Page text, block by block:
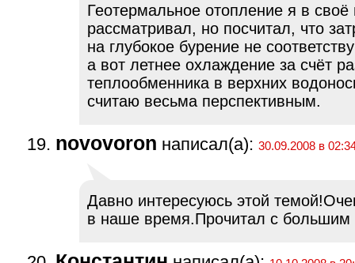
Геотермальное отопление я в
рассматривал, но посчитал, что
на глубокое бурение не
а вот летнее охлаждение за счёт
теплообменника в верхних
считаю весьма перспективным.
novovoron написал(а): 30.09.2008 в
Давно интересуюсь этой
в наше время.Прочитал с большим